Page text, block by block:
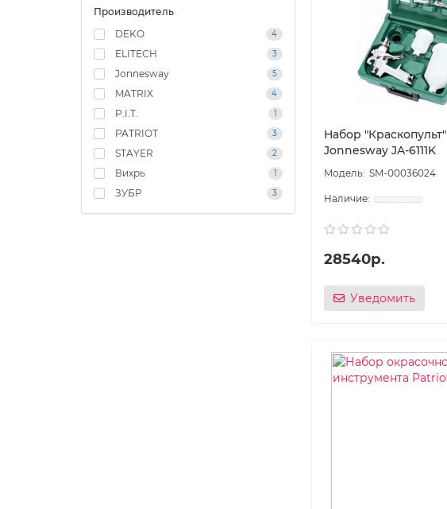
Производитель
DEKO
4
ELITECH 3
Jonnesway 5
MATRIX 4
P.I.T. 1
PATRIOT 3
STAYER 2
Вихрь 1
ЗУБР 3
Набор "Краскопульт"
Jonnesway JA-6111K
SM-00036024
28540р.
Уведомить